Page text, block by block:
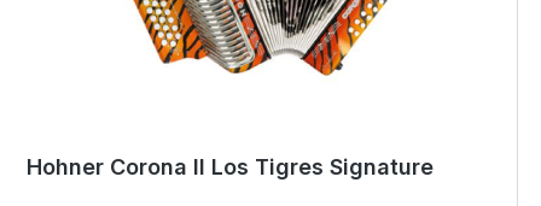
Hohner Corona II Los Tigres Signature